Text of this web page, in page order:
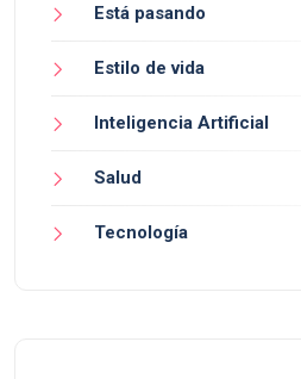
Está pasando
Estilo de vida
Inteligencia Artificial
Salud
Tecnología